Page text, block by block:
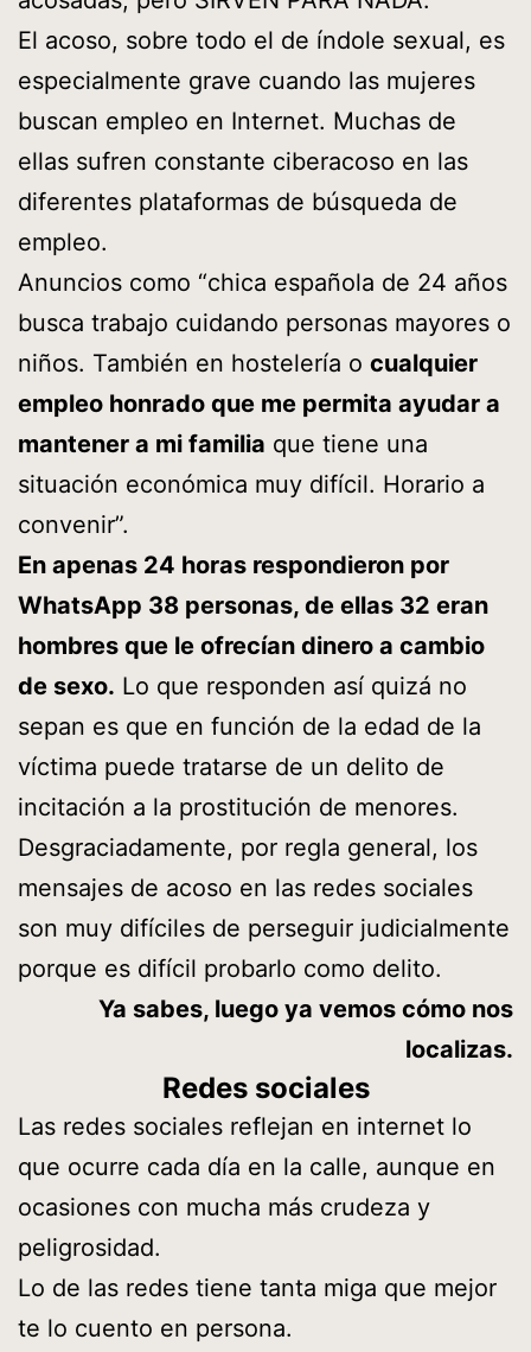
El acoso, sobre todo el de índole sexual, es
especialmente grave cuando las mujeres
buscan empleo en Internet. Muchas de
ellas sufren constante ciberacoso en las
diferentes plataformas de búsqueda de
empleo.
Anuncios como “chica española de 24 años
busca trabajo cuidando personas mayores o
niños. También en hostelería o cualquier
empleo honrado que me permita ayudar a
mantener a mi familia que tiene una
situación económica muy difícil. Horario a
convenir”.
En apenas 24 horas respondieron por
WhatsApp 38 personas, de ellas 32 eran
hombres que le ofrecían dinero a cambio
de sexo. Lo que responden así quizá no
sepan es que en función de la edad de la
víctima puede tratarse de un delito de
incitación a la prostitución de menores.
Desgraciadamente, por regla general, los
mensajes de acoso en las redes sociales
son muy difíciles de perseguir judicialmente
porque es difícil probarlo como delito.
Ya sabes, luego ya vemos cómo nos
localizas.
Redes sociales
Las redes sociales reflejan en internet lo
que ocurre cada día en la calle, aunque en
ocasiones con mucha más crudeza y
peligrosidad.
Lo de las redes tiene tanta miga que mejor
te lo cuento en persona.